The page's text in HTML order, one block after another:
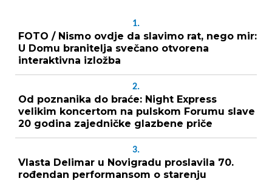
1.
FOTO / Nismo ovdje da slavimo rat, nego mir:
U Domu branitelja svečano otvorena
interaktivna izložba
2.
Od poznanika do braće: Night Express
velikim koncertom na pulskom Forumu slave
20 godina zajedničke glazbene priče
3.
Vlasta Delimar u Novigradu proslavila 70.
rođendan performansom o starenju